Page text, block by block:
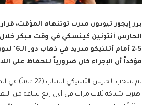
برر إيجور تيودور، مدرب توتنهام المؤقت،
الحارس أنتونين كينسكي في وقت مبكر خلال
5-2 أمام
مؤكداً أن الإجراء كان ضرورياً للحفاظ على
اهتزت شباكه ثلاث مرات في أول ربع ساعة من